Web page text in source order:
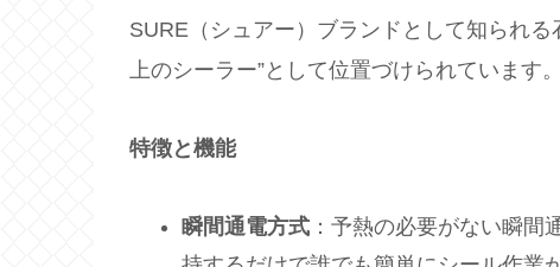
SURE（シュアー）ブランドとして知られ
上のシーラー”として位置づけられています。
特徴と機能
瞬間通電方式：予熱の必要がない瞬間